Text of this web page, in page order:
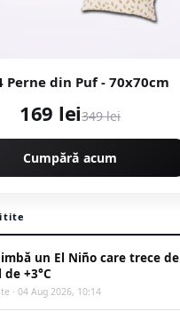
Set 4 Perne din Puf - 70x70cm
169 lei349 lei
Cumpără acum
un El Niño care trece de
+3°C
· 04 Aug 2026, 10:14